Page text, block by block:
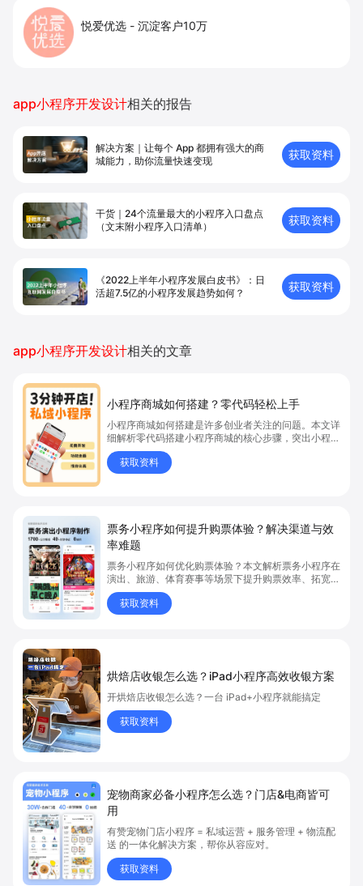
悦爱优选 - 沉淀客户10万
app小程序开发设计相关的报告
解决方案｜让每个 App 都拥有强⼤的商
城能⼒，助你流量快速变现
获取资料
干货｜24个流量最大的小程序入口盘点
（文末附小程序入口清单）
获取资料
《2022上半年小程序发展白皮书》：日
活超7.5亿的小程序发展趋势如何？
获取资料
app小程序开发设计相关的文章
小程序商城如何搭建？零代码轻松上手
小程序商城如何搭建是许多创业者关注的问题。本文详
细解析零代码搭建小程序商城的核心步骤，突出小程序
商城、商城搭建与零代码开店优势，帮助你轻松实现商
品上架、全渠道销售及高效会员运营，快速开启线上卖
货新模式。点击获取详细操作指南！
获取资料
票务小程序如何提升购票体验？解决渠道与效
率难题
票务小程序如何优化购票体验？本文解析票务小程序在
演出、旅游、体育赛事等场景下提升购票效率、拓宽销
售渠道、实现会员精准营销的具体方式。关键词包括
“票务小程序”、“购票体验”、“购票效率”。
获取资料
烘焙店收银怎么选？iPad小程序高效收银方案
开烘焙店收银怎么选？一台 iPad+小程序就能搞定
获取资料
宠物商家必备小程序怎么选？门店&电商皆可
用
有赞宠物门店小程序 = 私域运营 + 服务管理 + 物流配
送 的一体化解决方案，帮你从容应对。
获取资料